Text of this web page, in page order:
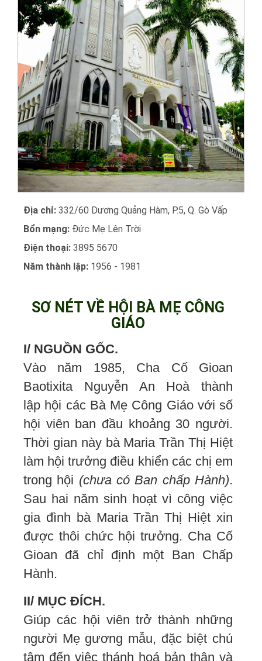
Địa chỉ: 332/60 Dương Quảng Hàm, P.5, Q. Gò Vấp
Bổn mạng: Đức Mẹ Lên Trời
Điện thoại: 3895 5670
Năm thành lập: 1956 - 1981
SƠ NÉT VỀ HỘI BÀ MẸ CÔNG
GIÁO
I/ NGUỒN GỐC.
Vào năm 1985, Cha Cố Gioan
Baotixita Nguyễn An Hoà thành
lập hội các Bà Mẹ Công Giáo với số
hội viên ban đầu khoảng 30 người.
Thời gian này bà Maria Trần Thị Hiệt
làm hội trưởng điều khiển các chị em
trong hội (chưa có Ban chấp Hành).
Sau hai năm sinh hoạt vì công việc
gia đình bà Maria Trần Thị Hiệt xin
được thôi chức hội trưởng. Cha Cố
Gioan đã chỉ định một Ban Chấp
Hành.
II/ MỤC ĐÍCH.
Giúp các hội viên trở thành những
người Mẹ gương mẫu, đặc biệt chú
tâm đến việc thánh hoá bản thân và